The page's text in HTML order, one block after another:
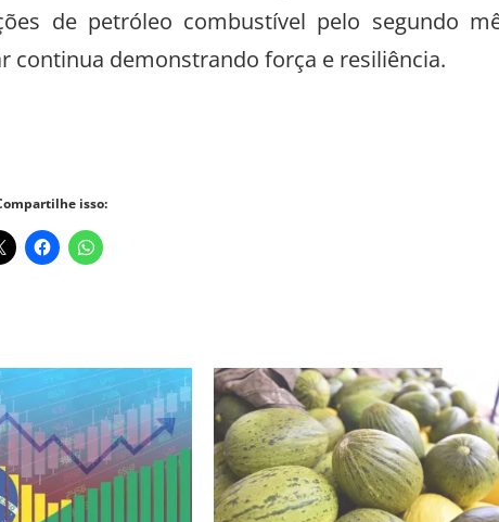
de petróleo combustível pelo segundo
continua demonstrando força e resiliência.
isso: